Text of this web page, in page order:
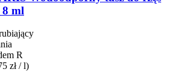
ml
R
zł / l)